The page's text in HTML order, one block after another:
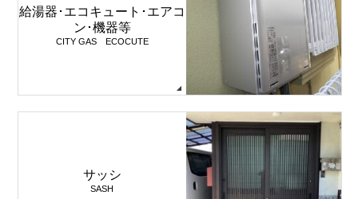
給湯器･エコキュート･エアコ
ン･機器等
CITY GAS ECOCUTE
サッシ
SASH